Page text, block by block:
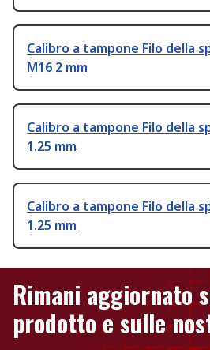
Calibro a tampone Filo della
M16 2 mm
Calibro a tampone Filo della
1.25 mm
Calibro a tampone Filo della
1.25 mm
Rimani aggiornato
prodotto e sulle